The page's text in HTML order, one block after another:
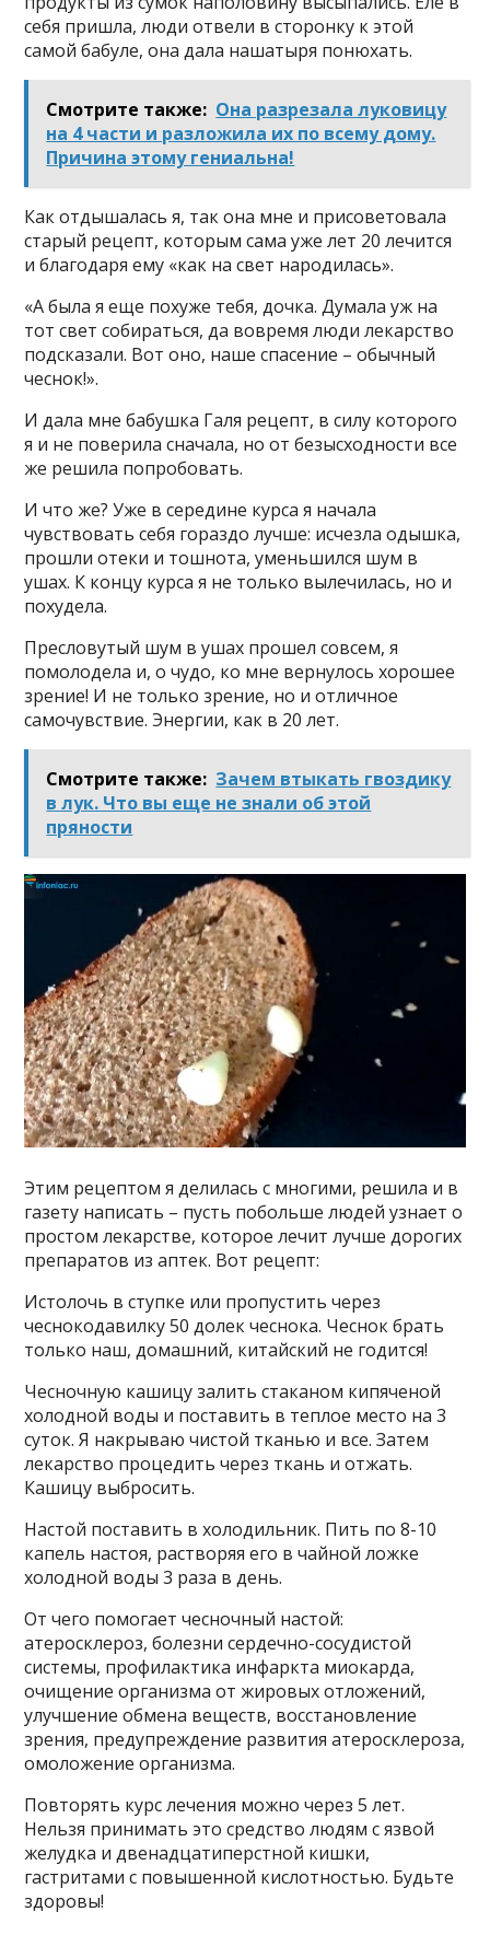
себя пришла, люди отвели в сторонку к этой
самой бабуле, она дала нашатыря понюхать.
Смотрите также: Она разрезала луковицу
на 4 части и разложила их по всему дому.
Причина этому гениальна!
Как отдышалась я, так она мне и присоветовала
старый рецепт, которым сама уже лет 20 лечится
и благодаря ему «как на свет народилась».
«А была я еще похуже тебя, дочка. Думала уж на
тот свет собираться, да вовремя люди лекарство
подсказали. Вот оно, наше спасение – обычный
чеснок!».
И дала мне бабушка Галя рецепт, в силу которого
я и не поверила сначала, но от безысходности все
же решила попробовать.
И что же? Уже в середине курса я начала
чувствовать себя гораздо лучше: исчезла одышка,
прошли отеки и тошнота, уменьшился шум в
ушах. К концу курса я не только вылечилась, но и
похудела.
Пресловутый шум в ушах прошел совсем, я
помолодела и, о чудо, ко мне вернулось хорошее
зрение! И не только зрение, но и отличное
самочувствие. Энергии, как в 20 лет.
Смотрите также: Зачем втыкать гвоздику
в лук. Что вы еще не знали об этой
пряности
Этим рецептом я делилась с многими, решила и в
газету написать – пусть побольше людей узнает о
простом лекарстве, которое лечит лучше дорогих
препаратов из аптек. Вот рецепт:
Истолочь в ступке или пропустить через
чеснокодавилку 50 долек чеснока. Чеснок брать
только наш, домашний, китайский не годится!
Чесночную кашицу залить стаканом кипяченой
холодной воды и поставить в теплое место на 3
суток. Я накрываю чистой тканью и все. Затем
лекарство процедить через ткань и отжать.
Кашицу выбросить.
Настой поставить в холодильник. Пить по 8-10
капель настоя, растворяя его в чайной ложке
холодной воды 3 раза в день.
От чего помогает чесночный настой:
атеросклероз, болезни сердечно-сосудистой
системы, профилактика инфаркта миокарда,
очищение организма от жировых отложений,
улучшение обмена веществ, восстановление
зрения, предупреждение развития атеросклероза,
омоложение организма.
Повторять курс лечения можно через 5 лет.
Нельзя принимать это средство людям с язвой
желудка и двенадцатиперстной кишки,
гастритами с повышенной кислотностью. Будьте
здоровы!